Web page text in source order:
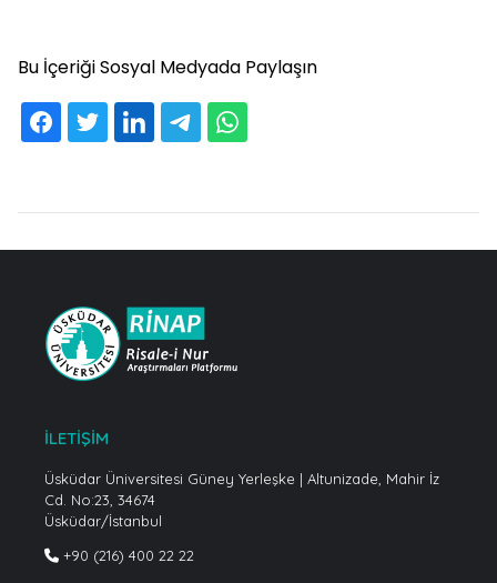
Bu İçeriği Sosyal Medyada Paylaşın
İLETİŞİM
Üsküdar Üniversitesi Güney Yerleşke | Altunizade, Mahir İz
Cd. No:23, 34674
Üsküdar/İstanbul
+90 (216) 400 22 22